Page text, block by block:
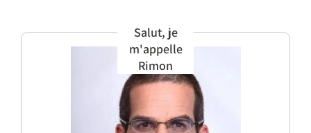
Salut, je
m'appelle
Rimon